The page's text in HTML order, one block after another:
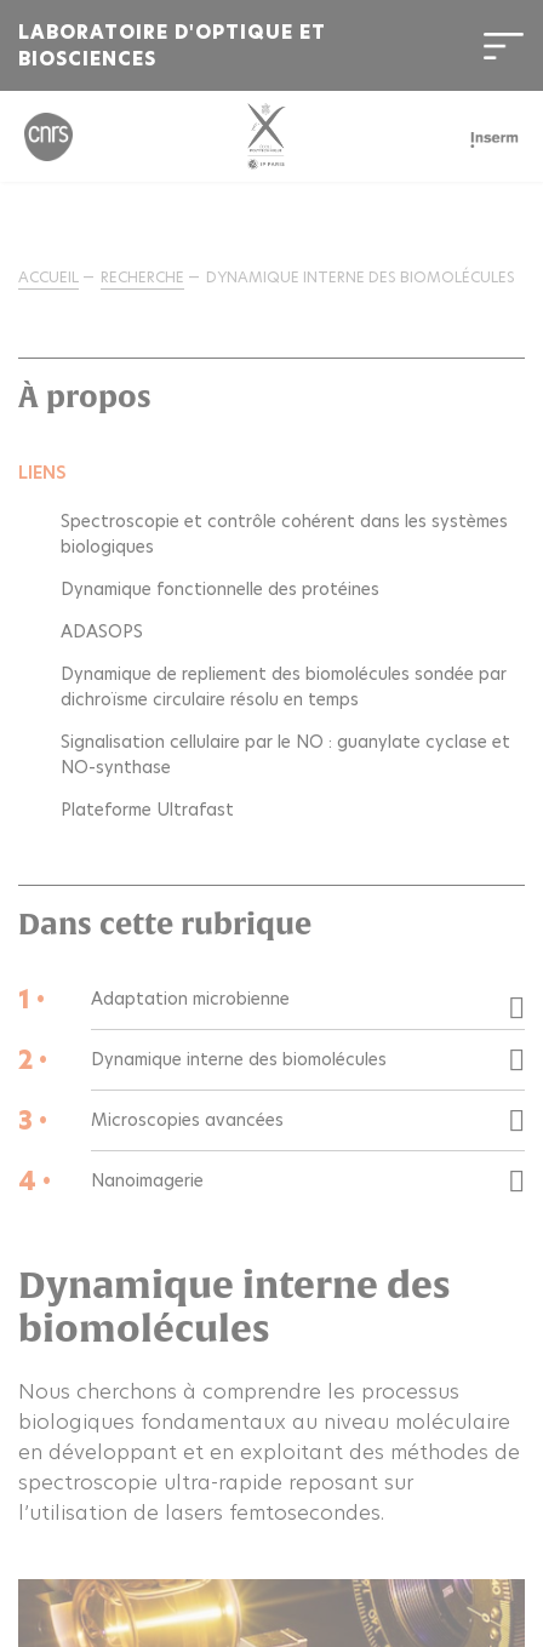
LABORATOIRE D'OPTIQUE ET
BIOSCIENCES
ACCUEIL RECHERCHE DYNAMIQUE INTERNE DES BIOMOLÉCULES
À propos
LIENS
Spectroscopie et contrôle cohérent dans les systèmes
biologiques
Dynamique fonctionnelle des protéines
ADASOPS
Dynamique de repliement des biomolécules sondée par
dichroïsme circulaire résolu en temps
Signalisation cellulaire par le NO : guanylate cyclase et
NO-synthase
Plateforme Ultrafast
Dans cette rubrique
1 • Adaptation microbienne
2 • Dynamique interne des biomolécules
3 • Microscopies avancées
4 • Nanoimagerie
Dynamique interne des
biomolécules
Nous cherchons à comprendre les processus
biologiques fondamentaux au niveau moléculaire
en développant et en exploitant des méthodes de
spectroscopie ultra-rapide reposant sur
l’utilisation de lasers femtosecondes.